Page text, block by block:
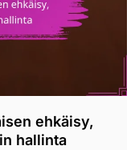
ehkäisy,
hallinta